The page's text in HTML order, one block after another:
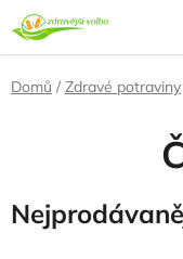
Přejít
na
obsah
Domů / Zdravé potraviny